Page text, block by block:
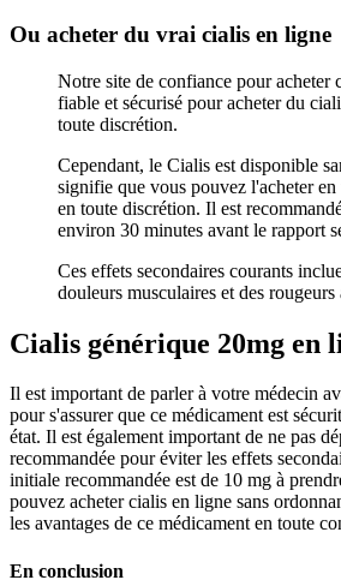
Ou acheter du vrai cialis en ligne
Notre site de confiance pour acheter
fiable et sécurisé pour acheter du
toute discrétion.
Cependant, le Cialis est disponible
signifie que vous pouvez l'acheter
en toute discrétion. Il est
environ 30 minutes avant le rapport
Ces effets secondaires courants
douleurs musculaires et des rougeurs
Cialis générique 20mg en
Il est important de parler à votre médecin
pour s'assurer que ce médicament est
état. Il est également important de ne pas
recommandée pour éviter les effets
initiale recommandée est de 10 mg à
pouvez acheter cialis en ligne sans
les avantages de ce médicament en toute
En conclusion